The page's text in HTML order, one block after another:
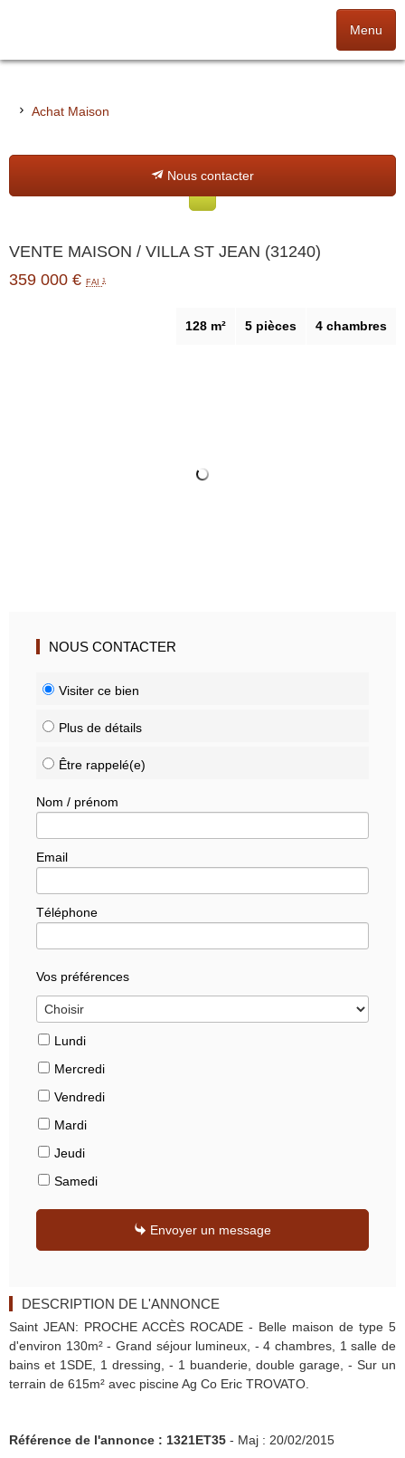
Menu
Alerte immo
Achat Maison
Nous contacter
VENTE MAISON / VILLA ST JEAN (31240)
359 000 € FAI 1
4 chambres
5 pièces
128 m²
NOUS CONTACTER
Visiter ce bien
Plus de détails
Être rappelé(e)
Nom / prénom
Email
Téléphone
Vos préférences
Lundi
Mercredi
Vendredi
Mardi
Jeudi
Samedi
Envoyer un message
DESCRIPTION DE L'ANNONCE
Saint JEAN: PROCHE ACCÈS ROCADE - Belle maison de type 5
d'environ 130m² - Grand séjour lumineux, - 4 chambres, 1 salle de
bains et 1SDE, 1 dressing, - 1 buanderie, double garage, - Sur un
terrain de 615m² avec piscine Ag Co Eric TROVATO.
Référence de l'annonce : 1321ET35 - Maj : 20/02/2015